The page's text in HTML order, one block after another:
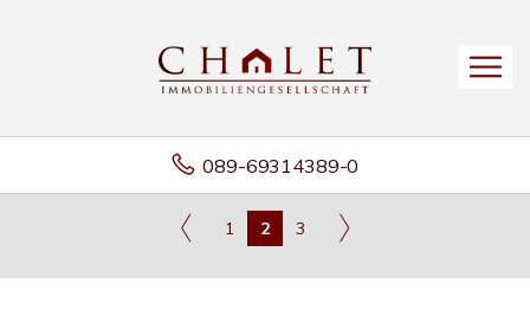
089-69314389-0
1 2 3